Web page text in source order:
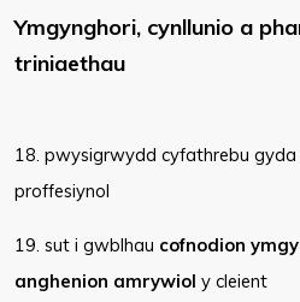
Ymgynghori, cynllunio a
triniaethau
18. pwysigrwydd cyfathrebu
proffesiynol
19. sut i gwblhau cofnodion
anghenion amrywiol y cleient